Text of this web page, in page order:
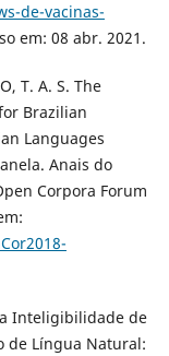
de-vacinas-
em: 08 abr. 2021.
T. A. S. The
Brazilian
Languages
Anais do
Corpora Forum
Inteligibilidade de
de Língua Natural: